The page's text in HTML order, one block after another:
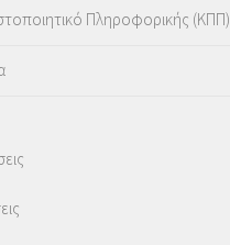
Πληροφορικής (ΚΠΠ)